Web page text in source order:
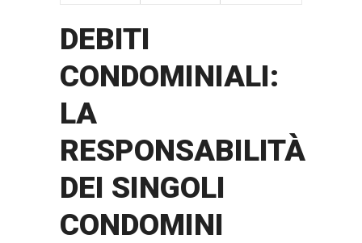
DEBITI
CONDOMINIALI:
LA
RESPONSABILITÀ
DEI SINGOLI
CONDOMINI